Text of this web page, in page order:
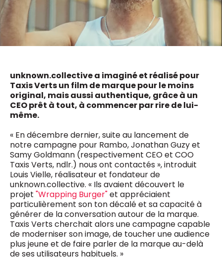
unknown.collective a imaginé et réalisé pour
Taxis Verts un film de marque pour le moins
original, mais aussi authentique, grâce à un
CEO prêt à tout, à commencer par rire de lui-
même.
« En décembre dernier, suite au lancement de
notre campagne pour Rambo, Jonathan Guzy et
Samy Goldmann (respectivement CEO et COO
Taxis Verts, ndlr.) nous ont contactés », introduit
Louis Vielle, réalisateur et fondateur de
unknown.collective. « Ils avaient découvert le
projet "Wrapping Burger"et appréciaient
particulièrement son ton décalé et sa capacité à
générer de la conversation autour de la marque.
Taxis Verts cherchait alors une campagne capable
de moderniser son image, de toucher une audience
plus jeune et de faire parler de la marque au-delà
de ses utilisateurs habituels. »
0498 88 64 89
f.bouchar@mm.be
Chief Editor
Chief Editor
Damien Lemaire
0477 37 31 65
VALIDER
NOTRE CONTENU DIGITAL :
Daily
access
5 x week
MM e - News
1 x week
MM Brunch
1 x week
MM Tech
10 x year
MM Blue
4 x year
MM Magazine
(digital)
Des questions ?